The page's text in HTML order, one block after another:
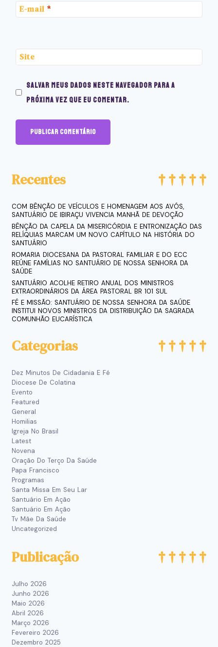
E-mail *
Site
Salvar meus dados neste navegador para a
próxima vez que eu comentar.
Recentes
COM BÊNÇÃO DE VEÍCULOS E HOMENAGEM AOS AVÓS,
SANTUÁRIO DE IBIRAÇU VIVENCIA MANHÃ DE DEVOÇÃO
BÊNÇÃO DA CAPELA DA MISERICÓRDIA E ENTRONIZAÇÃO DAS
RELÍQUIAS MARCAM UM NOVO CAPÍTULO NA HISTÓRIA DO
SANTUÁRIO
ROMARIA DIOCESANA DA PASTORAL FAMILIAR E DO ECC
REÚNE FAMÍLIAS NO SANTUÁRIO DE NOSSA SENHORA DA
SAÚDE
SANTUÁRIO ACOLHE RETIRO ANUAL DOS MINISTROS
EXTRAORDINÁRIOS DA ÁREA PASTORAL BR 101 SUL
FÉ E MISSÃO: SANTUÁRIO DE NOSSA SENHORA DA SAÚDE
INSTITUI NOVOS MINISTROS DA DISTRIBUIÇÃO DA SAGRADA
COMUNHÃO EUCARÍSTICA
Categorias
Dez Minutos De Cidadania E Fé
Diocese De Colatina
Evento
Featured
General
Homilias
Igreja No Brasil
Latest
Novena
Oração Do Terço Da Saúde
Papa Francisco
Programas
Santa Missa Em Seu Lar
Santuário Em Ação
Santuário Em Ação
Tv Mãe Da Saúde
Uncategorized
Publicação
Julho 2026
Junho 2026
Maio 2026
Abril 2026
Março 2026
Fevereiro 2026
Dezembro 2025